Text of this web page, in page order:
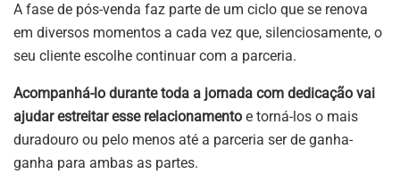
A fase de pós-venda faz parte de um ciclo que se renova
em diversos momentos a cada vez que, silenciosamente, o
seu cliente escolhe continuar com a parceria.
Acompanhá-lo durante toda a jornada com dedicação vai
ajudar estreitar esse relacionamento e torná-los o mais
duradouro ou pelo menos até a parceria ser de ganha-
ganha para ambas as partes.